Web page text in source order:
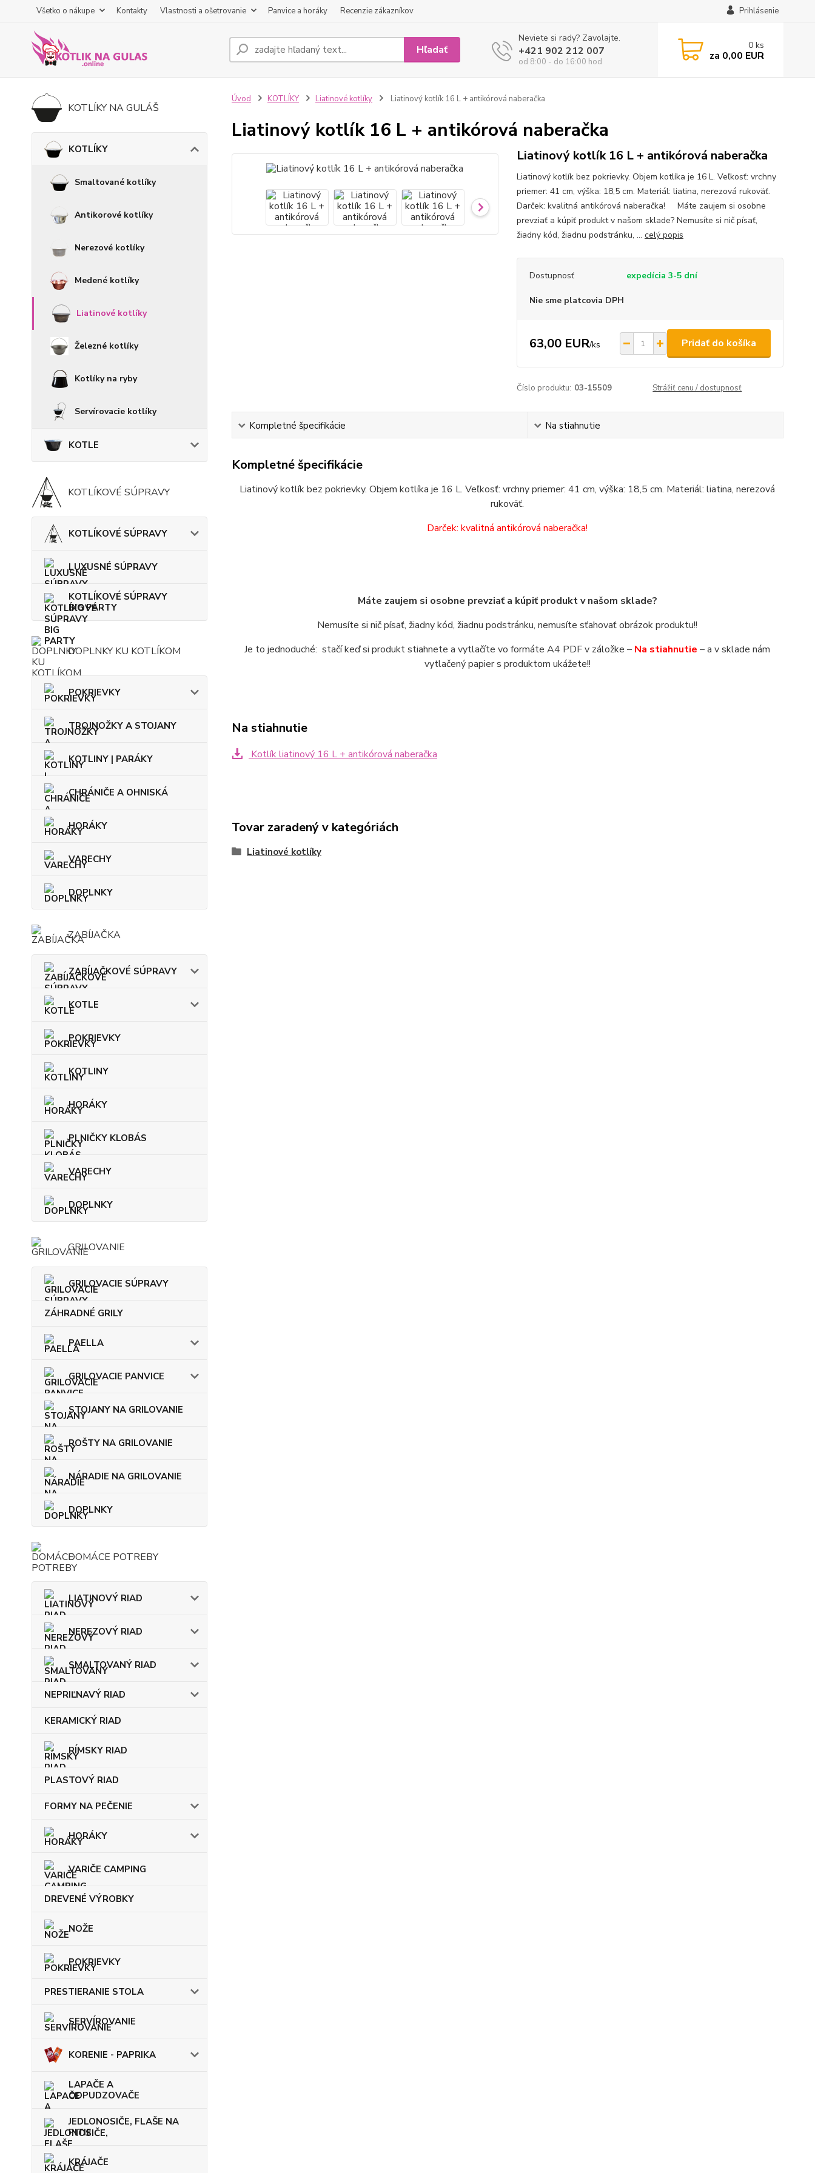
Všetko o nákupe Kontakty Vlastnosti a ošetrovanie Panvice a horáky Recenzie zákazníkov Prihlásenie
Hľadať
Neviete si rady? Zavolajte.
+421 902 212 007
od 8:00 - do 16:00 hod
0 ks
za 0,00 EUR
KOTLÍKY NA GULÁŠ
KOTLÍKY
Smaltované kotlíky
Antikorové kotlíky
Nerezové kotlíky
Medené kotlíky
Liatinové kotlíky
Železné kotlíky
Kotlíky na ryby
Servírovacie kotlíky
KOTLE
KOTLÍKOVÉ SÚPRAVY
KOTLÍKOVÉ SÚPRAVY
LUXUSNÉ SÚPRAVY
KOTLÍKOVÉ SÚPRAVY
BIG PARTY
DOPLNKY KU KOTLÍKOM
POKRIEVKY
TROJNOŽKY A STOJANY
KOTLINY | PARÁKY
CHRÁNIČE A OHNISKÁ
HORÁKY
VARECHY
DOPLNKY
ZABÍJAČKA
ZABÍJAČKOVÉ SÚPRAVY
KOTLE
POKRIEVKY
KOTLINY
HORÁKY
PLNIČKY KLOBÁS
VARECHY
DOPLNKY
GRILOVANIE
GRILOVACIE SÚPRAVY
ZÁHRADNÉ GRILY
PAELLA
GRILOVACIE PANVICE
STOJANY NA GRILOVANIE
ROŠTY NA GRILOVANIE
NÁRADIE NA GRILOVANIE
DOPLNKY
DOMÁCE POTREBY
LIATINOVÝ RIAD
NEREZOVÝ RIAD
SMALTOVANÝ RIAD
NEPRIĽNAVÝ RIAD
KERAMICKÝ RIAD
RÍMSKY RIAD
PLASTOVÝ RIAD
FORMY NA PEČENIE
HORÁKY
VARIČE CAMPING
DREVENÉ VÝROBKY
NOŽE
POKRIEVKY
PRESTIERANIE STOLA
SERVÍROVANIE
KORENIE - PAPRIKA
LAPAČE A
ODPUDZOVAČE
JEDLONOSIČE, FLAŠE NA
PITIE
KRÁJAČE
Úvod KOTLÍKY Liatinové kotlíky Liatinový kotlík 16 L + antikórová naberačka
Liatinový kotlík 16 L + antikórová naberačka
Liatinový kotlík 16 L + antikórová naberačka
Liatinový kotlík bez pokrievky. Objem kotlíka je 16 L. Veľkosť: vrchny
priemer: 41 cm, výška: 18,5 cm. Materiál: liatina, nerezová rukoväť.
Darček: kvalitná antikórová naberačka! Máte zaujem si osobne
prevziať a kúpiť produkt v našom sklade? Nemusíte si nič písať,
žiadny kód, žiadnu podstránku, ... celý popis
Dostupnosť expedícia 3-5 dní
Nie sme platcovia DPH
63,00 EUR/ks Pridať do košíka
Číslo produktu: 03-15509 Strážiť cenu / dostupnosť
Kompletné špecifikácie Na stiahnutie
Kompletné špecifikácie
Liatinový kotlík bez pokrievky. Objem kotlíka je 16 L. Veľkosť: vrchny priemer: 41 cm, výška: 18,5 cm. Materiál: liatina, nerezová
rukoväť.
Darček: kvalitná antikórová naberačka!
Máte zaujem si osobne prevziať a kúpiť produkt v našom sklade?
Nemusíte si nič písať, žiadny kód, žiadnu podstránku, nemusíte sťahovať obrázok produktu!!
Je to jednoduché: stačí keď si produkt stiahnete a vytlačíte vo formáte A4 PDF v záložke – Na stiahnutie – a v sklade nám
vytlačený papier s produktom ukážete!!
Na stiahnutie
Kotlík liatinový 16 L + antikórová naberačka
Tovar zaradený v kategóriách
Liatinové kotlíky